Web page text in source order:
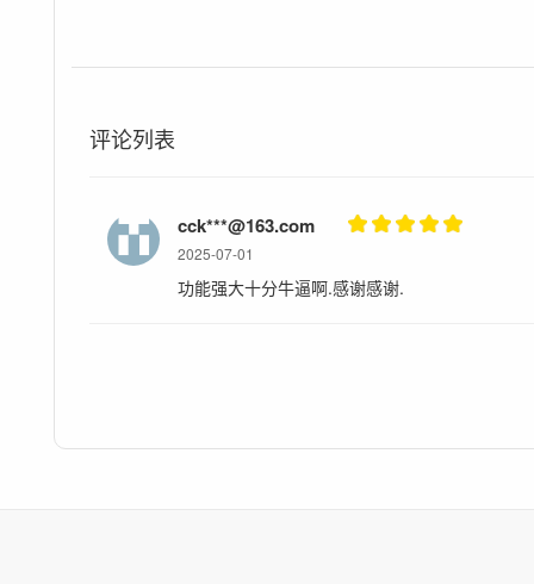
评论列表
cck***@163.com
2025-07-01
功能强大十分牛逼啊.感谢感谢.